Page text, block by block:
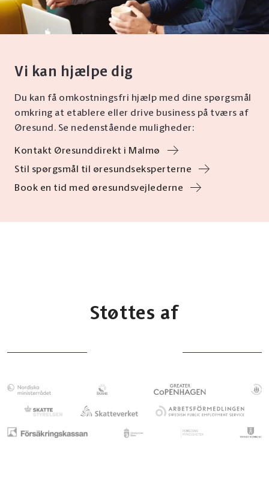
Vi kan hjælpe dig
Du kan få omkostningsfri hjælp med dine spørgsmål
omkring at etablere eller drive business på tværs af
Øresund. Se nedenstående muligheder:
Kontakt Øresunddirekt i Malmø
Stil spørgsmål til øresundseksperterne
Book en tid med øresundsvejlederne
Støttes af